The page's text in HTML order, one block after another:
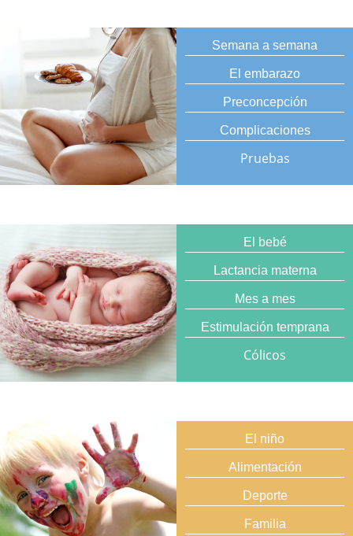
Semana a semana
El embarazo
Preconcepción
Complicaciones
Pruebas
El bebé
Lactancia materna
Mes a mes
Estimulación temprana
Cólicos
El niño
Alimentación
Deporte
Familia